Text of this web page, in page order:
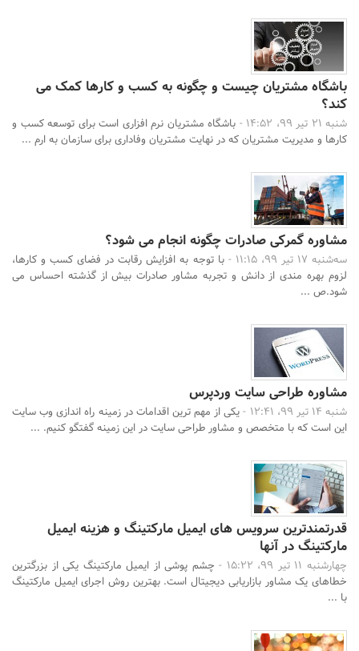
باشگاه مشتریان چیست و چگونه به کسب و کارها کمک می
کند؟
شنبه 21 تیر 99، 14:52 -
باشگاه مشتریان نرم افزاری است برای توسعه کسب و
کارها و مدیریت مشتریان که در نهایت مشتریان وفاداری برای سازمان به ارم ...
مشاوره گمرکی صادرات چگونه انجام می شود؟
سه‌شنبه 17 تیر 99، 11:15 -
با توجه به افزایش رقابت در فضای کسب و کارها،
لزوم بهره مندی از دانش و تجربه مشاور صادرات بیش از گذشته احساس می
شود.ص ...
مشاوره طراحی سایت وردپرس
شنبه 14 تیر 99، 12:41 -
یکی از مهم ترین اقدامات در زمینه راه اندازی وب سایت
این است که با متخصص و مشاور طراحی سایت در این زمینه گفتگو کنیم. ...
قدرتمندترین سرویس های ایمیل مارکتینگ و هزینه ایمیل
مارکتینگ در آنها
چهارشنبه 11 تیر 99، 15:22 -
چشم پوشی از ایمیل مارکتینگ یکی از بزرگترین
خطاهای یک مشاور بازاریابی دیجیتال است. بهترین روش اجرای ایمیل مارکتینگ
با ...